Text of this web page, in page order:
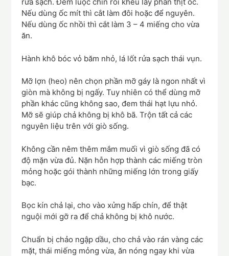
Nếu dùng ốc mít thì cắt làm đôi hoặc để nguyên.
Nếu dùng ốc nhồi thì cắt làm 3 – 4 miếng cho vừa
ăn.
Hành khô bóc vỏ băm nhỏ, lá lốt rửa sạch thái vụn.
Mỡ lợn (heo) nên chọn phần mỡ gáy là ngon nhất vì
giòn mà không bị ngấy. Tuy nhiên có thể dùng mỡ
phần khác cũng không sao, đem thái hạt lựu nhỏ.
Mỡ sẽ giúp chả không bị khô bã. Trộn tất cả các
nguyên liệu trên với giò sống.
Không cần nêm thêm mắm muối vì giò sống đã có
độ mặn vừa đủ. Nặn hỗn hợp thành các miếng tròn
mỏng hoặc gói thành những miếng lớn trong giấy
bạc.
Bọc kín chả lại, cho vào xửng hấp chín, để thật
nguội mới gỡ ra để chả không bị khô nước.
Chuẩn bị chảo ngập dầu, cho chả vào rán vàng các
mặt, thái miếng mỏng vừa, ăn nóng ngay khi vừa